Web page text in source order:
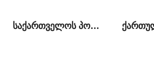
საქართველოს პოლიტიკა ჩრდილოეთ კავკასიის მიმართ 2008-2012 წლებში და მას შემდეგ: შედარებითი ანალიზი